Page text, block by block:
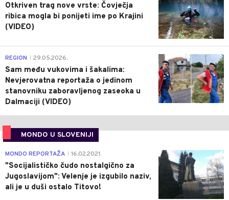
Otkriven trag nove vrste: Čovječja
ribica mogla bi ponijeti ime po Krajini
(VIDEO)
0
REGION 29.05.2026.
Sam među vukovima i šakalima:
Nevjerovatna reportaža o jedinom
stanovniku zaboravljenog zaseoka u
Dalmaciji (VIDEO)
MONDO U SLOVENIJI
4
MONDO REPORTAŽA 16.02.2021.
"Socijalističko čudo nostalgično za
Jugoslavijom": Velenje je izgubilo naziv,
ali je u duši ostalo Titovo!